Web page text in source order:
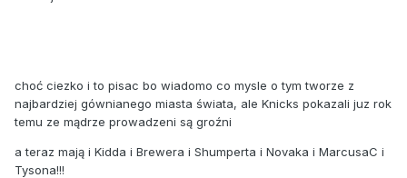
choć ciezko i to pisac bo wiadomo co mysle o tym tworze z
najbardziej gównianego miasta świata, ale Knicks pokazali juz rok
temu ze mądrze prowadzeni są groźni
a teraz mają i Kidda i Brewera i Shumperta i Novaka i MarcusaC i
Tysona!!!